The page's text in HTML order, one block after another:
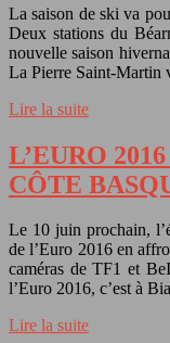
La saison de ski va
Deux stations du
nouvelle saison
La Pierre Saint-Martin
Lire la suite
L’EURO
CÔTE
Le 10 juin prochain,
de l’Euro 2016 en
caméras de TF1 et
l’Euro 2016, c’est à
Lire la suite